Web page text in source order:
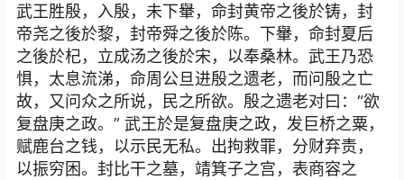
武王胜殷，入殷，未下轝，命封黄帝之後於铸，封
帝尧之後於黎，封帝舜之後於陈。下轝，命封夏后
之後於杞，立成汤之後於宋，以奉桑林。武王乃恐
惧，太息流涕，命周公旦进殷之遗老，而问殷之亡
故，又问众之所说，民之所欲。殷之遗老对曰：“欲
复盘庚之政。” 武王於是复盘庚之政，发巨桥之粟，
赋鹿台之钱，以示民无私。出拘救罪，分财弃责，
以振穷困。封比干之墓，靖箕子之宫，表商容之